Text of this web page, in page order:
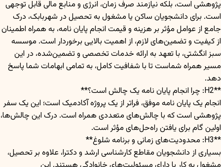
پژوهشی است، بلکه نیازمند صرف زمان، انرژی و منابع مالی قابل توجهی
است. برای دانشجویان ساکن یا مشغول به تحصیل در شهربابک، درک
جامع از عوامل مؤثر بر هزینه و قیمت انجام پایان نامه، به همراه اطمینان
از کیفیت و تضمین‌های لازم، از اهمیت بالایی برخوردار است. موسسه
سبز انگشتی، با تعهد به ارائه خدمات تخصصی و تضمین‌شده، در این
مسیر همراه شماست تا با شفافیت کامل، به تمامی ابهامات شما پاسخ
دهد.
**H2: چرا انجام پایان نامه یک چالش است؟**
انجام یک پایان نامه موفق، فراتر از یک پروژه آکادمیک است؛ این یک سفر
پژوهشی است که با چالش‌های متعددی همراه است. درک این چالش‌ها،
اولین گام برای یافتن راه‌حل‌های مؤثر است.
**H3: محدودیت‌های زمانی و برنامه شلوغ**
بسیاری از دانشجویان مقاطع کارشناسی ارشد و دکترا، علاوه بر تحصیل،